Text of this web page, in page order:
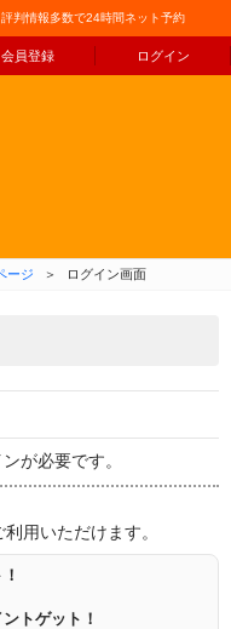
判情報多数で24時間ネット予約
会員登録 ログイン
ンツへ移動
ージ ＞ ログイン画面
が必要です。
用いただけます。
トゲット！